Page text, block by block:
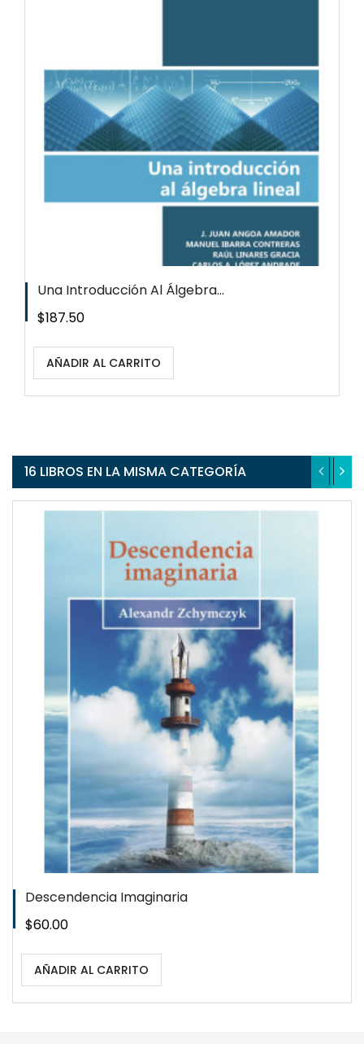
Una Introducción Al Álgebra...
Precio
$187.50
AÑADIR AL CARRITO
16 LIBROS EN LA MISMA CATEGORÍA
Descendencia Imaginaria
Precio
$60.00
AÑADIR AL CARRITO
QUICKVIEW
WISHLIST